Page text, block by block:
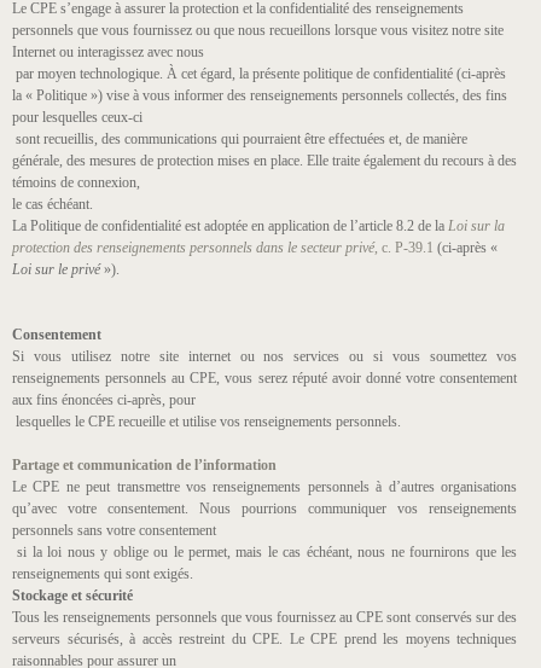
Le CPE s’engage à assurer la protection et la confidentialité des renseignements
personnels que vous fournissez ou que nous recueillons lorsque vous visitez notre site
Internet ou interagissez avec nous
par moyen technologique. À cet égard, la présente politique de confidentialité (ci-après
la « Politique ») vise à vous informer des renseignements personnels collectés, des fins
pour lesquelles ceux-ci
sont recueillis, des communications qui pourraient être effectuées et, de manière
générale, des mesures de protection mises en place. Elle traite également du recours à des
témoins de connexion,
le cas échéant.
La Politique de confidentialité est adoptée en application de l’article 8.2 de la Loi sur la
protection des renseignements personnels dans le secteur privé, c. P-39.1 (ci-après «
Loi sur le privé»).
Consentement
Si vous utilisez notre site internet ou nos services ou si vous soumettez vos
renseignements personnels au CPE, vous serez réputé avoir donné votre consentement
aux fins énoncées ci-après, pour
lesquelles le CPE recueille et utilise vos renseignements personnels.
Partage et communication de l’information
Le CPE ne peut transmettre vos renseignements personnels à d’autres organisations
qu’avec votre consentement. Nous pourrions communiquer vos renseignements
personnels sans votre consentement
si la loi nous y oblige ou le permet, mais le cas échéant, nous ne fournirons que les
renseignements qui sont exigés.
Stockage et sécurité
Tous les renseignements personnels que vous fournissez au CPE sont conservés sur des
serveurs sécurisés, à accès restreint du CPE. Le CPE prend les moyens techniques
raisonnables pour assurer un